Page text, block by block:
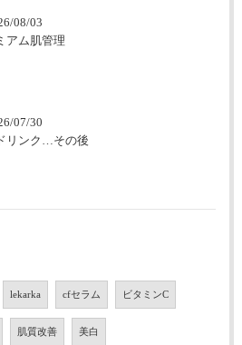
08/03
アム肌管理
07/30
リンク…その後
lekarka cfセラム ビタミンC
肌質改善 美白